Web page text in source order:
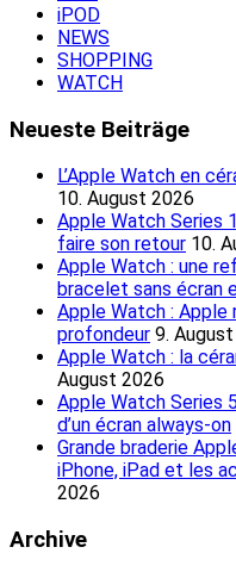
iPOD
NEWS
SHOPPING
WATCH
Neueste Beiträge
L’Apple Watch en
10. August 2026
Apple Watch Series
faire son retour 10.
Apple Watch : une
bracelet sans écran
Apple Watch :
profondeur 9.
Apple Watch : la
August 2026
Apple Watch Series
d’un écran always-on
Grande braderie
iPhone, iPad et les
2026
Archive